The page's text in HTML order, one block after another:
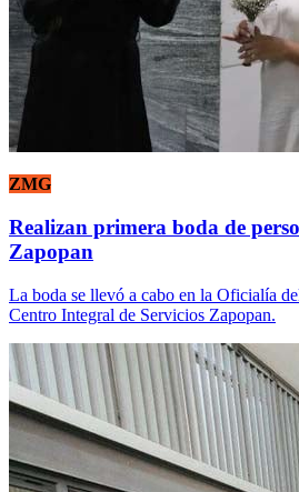
ZMG
Realizan primera boda de
Zapopan
La boda se llevó a cabo en la Oficialía
Centro Integral de Servicios Zapopan.